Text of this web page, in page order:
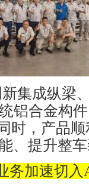
集成纵梁
铝合金构
时，产品
、提升整
务加速切入